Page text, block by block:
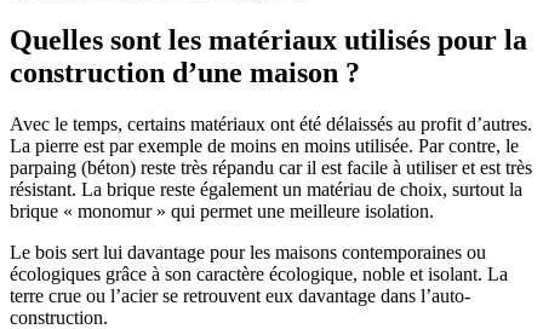
Quelles sont les matériaux utilisés pour la
construction d’une maison ?
Avec le temps, certains matériaux ont été délaissés au profit d’autres.
La pierre est par exemple de moins en moins utilisée. Par contre, le
parpaing (béton) reste très répandu car il est facile à utiliser et est très
résistant. La brique reste également un matériau de choix, surtout la
brique « monomur » qui permet une meilleure isolation.
Le bois sert lui davantage pour les maisons contemporaines ou
écologiques grâce à son caractère écologique, noble et isolant. La
terre crue ou l’acier se retrouvent eux davantage dans l’auto-
construction.